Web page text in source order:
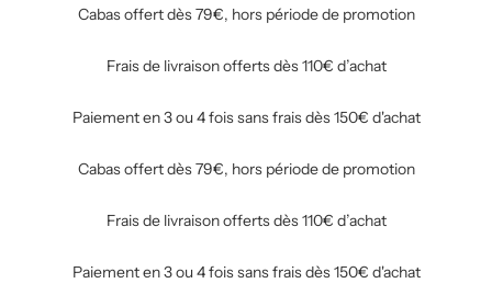
Cabas offert dès 79€, hors période de promotion
Frais de livraison offerts dès 110€ d’achat
Paiement en 3 ou 4 fois sans frais dès 150€ d'achat
Cabas offert dès 79€, hors période de promotion
Frais de livraison offerts dès 110€ d’achat
Paiement en 3 ou 4 fois sans frais dès 150€ d'achat